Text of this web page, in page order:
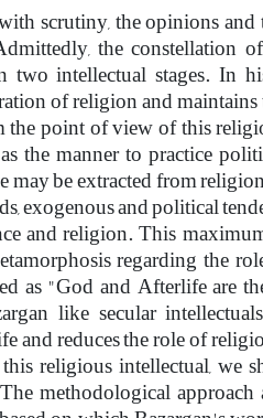
scrutiny, the opinions
the constellation
intellectual stages. In
of religion and
point of view of this
the manner to practice
may be extracted from
exogenous and political
and religion. This
regarding the
as "God and Afterlife are
like secular
and reduces the role of
religious intellectual, we
methodological